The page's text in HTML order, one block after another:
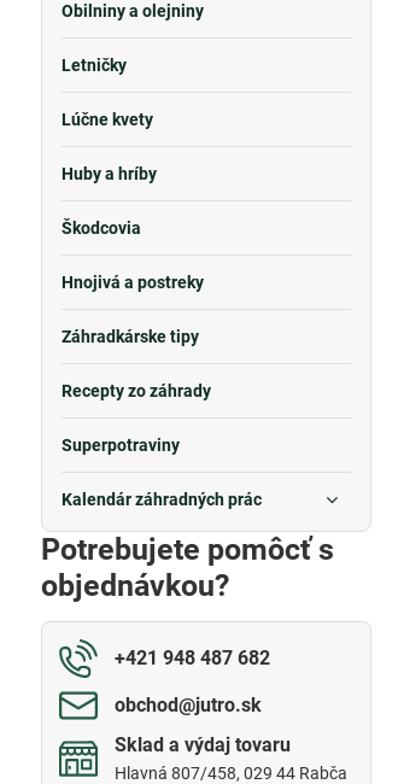
Obilniny a olejniny
Letničky
Lúčne kvety
Huby a hríby
Škodcovia
Hnojivá a postreky
Záhradkárske tipy
Recepty zo záhrady
Superpotraviny
Kalendár záhradných prác
Potrebujete pomôcť s
objednávkou?
+421 948 487 682
obchod​@jutro​.sk
Sklad a výdaj tovaru
Hlavná 807/458, 029 44 Rabča